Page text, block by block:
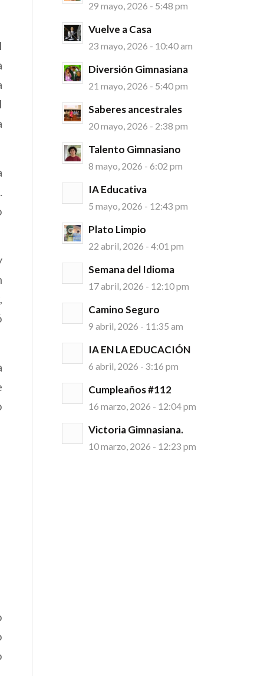
29 mayo, 2026 - 5:48 pm
Vuelve a Casa
23 mayo, 2026 - 10:40 am
Diversión Gimnasiana
21 mayo, 2026 - 5:40 pm
Saberes ancestrales
20 mayo, 2026 - 2:38 pm
Talento Gimnasiano
8 mayo, 2026 - 6:02 pm
IA Educativa
5 mayo, 2026 - 12:43 pm
Plato Limpio
22 abril, 2026 - 4:01 pm
Semana del Idioma
17 abril, 2026 - 12:10 pm
Camino Seguro
9 abril, 2026 - 11:35 am
IA EN LA EDUCACIÓN
6 abril, 2026 - 3:16 pm
Cumpleaños #112
16 marzo, 2026 - 12:04 pm
Victoria Gimnasiana.
10 marzo, 2026 - 12:23 pm